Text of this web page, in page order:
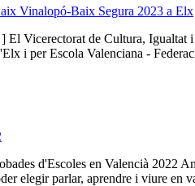
Vinalopó-Baix Segura 2023 a Elx
El Vicerectorat de Cultura,
i per Escola Valenciana -
d'Escoles en Valencià 2022
elegir parlar, aprendre i viure en